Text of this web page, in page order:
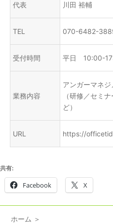
代表 川田 裕輔
TEL 070-6482-
受付時間 平日 10:00-
業務内容
アンガーマネ
（研修／セミ
ど）
URL https://
共有:
Facebook X
ホーム